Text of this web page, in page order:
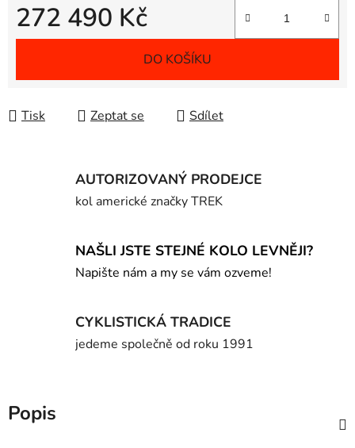
272 490 Kč
Měrná cena:
DO KOŠÍKU
Tisk Zeptat se Sdílet
AUTORIZOVANÝ PRODEJCE
kol americké značky TREK
NAŠLI JSTE STEJNÉ KOLO LEVNĚJI?
Napište nám a my se vám ozveme!
CYKLISTICKÁ TRADICE
jedeme společně od roku 1991
Popis